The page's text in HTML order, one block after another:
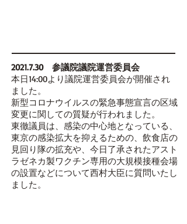
2021.7.30参議院議院運営委員会
本日14:00より議院運営委員会が開催され
ました。
新型コロナウイルスの緊急事態宣言の区域
変更に関しての質疑が行われました。
東徹議員は、感染の中心地となっている、
東京の感染拡大を抑えるための、飲食店の
見回り隊の拡充や、今日了承されたアスト
ラゼネカ製ワクチン専用の大規模接種会場
の設置などについて西村大臣に質問いたし
ました。